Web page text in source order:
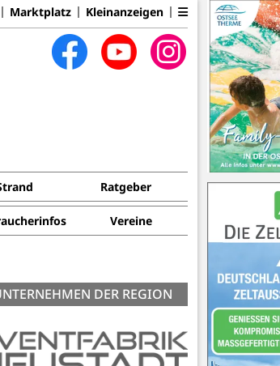
Marktplatz Kleinanzeigen
Ratgeber
Vereine
DER REGION